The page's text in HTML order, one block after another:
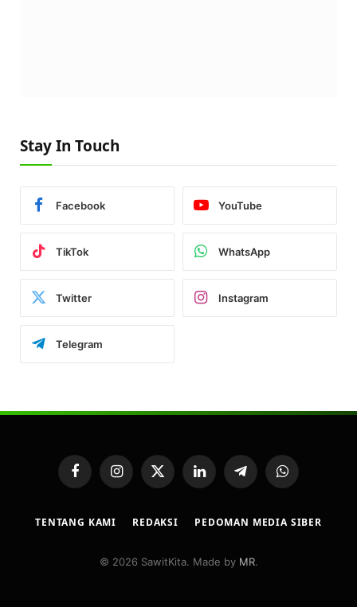
Stay In Touch
Facebook YouTube
TikTok WhatsApp
Twitter Instagram
Telegram
FacebookInstagram
X
LinkedInTelegramWhatsApp
TENTANG KAMI REDAKSI PEDOMAN MEDIA SIBER
© 2026 SawitKita. Made by MR.